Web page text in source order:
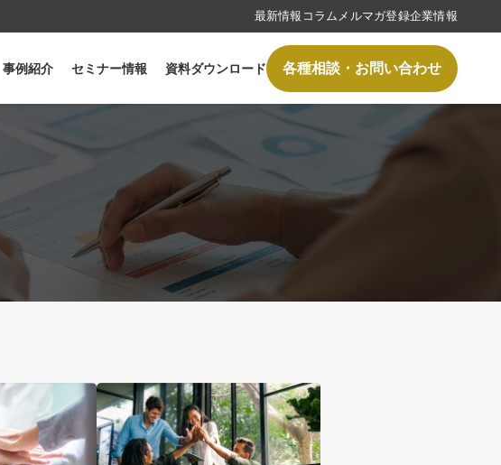
最新情報 コラム メルマガ登録企業情報
事例紹介 セミナー情報 資料ダウンロード 各種相談・ お問い合わせ